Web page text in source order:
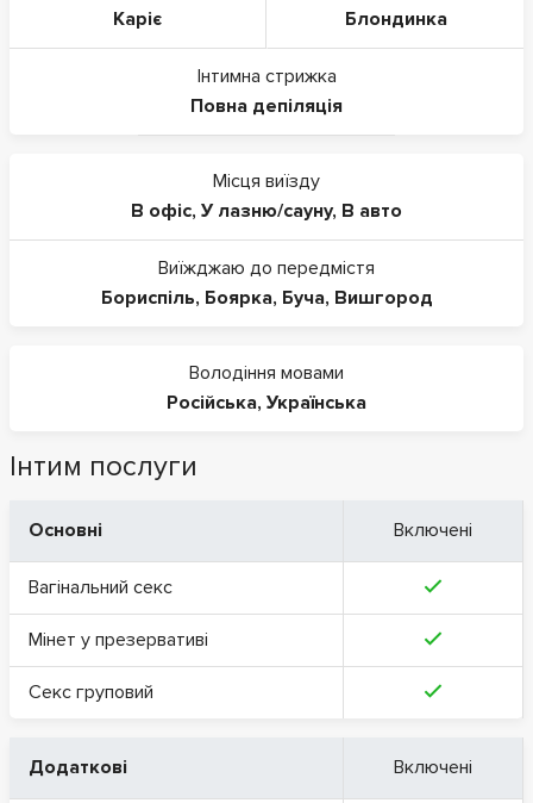
Каріє
Блондинка
Інтимна стрижка
Повна депіляція
Місця виїзду
В офіс, У лазню/сауну, В авто
Виїжджаю до передмістя
Бориспіль, Боярка, Буча, Вишгород
Володіння мовами
Російська, Українська
Інтим послуги
Основні Включені
Вагінальний секс
Мінет у презервативі
Секс груповий
Додаткові Включені